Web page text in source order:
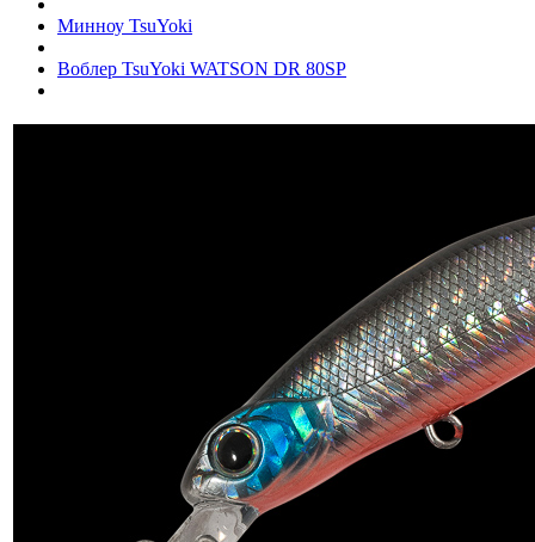
Минноу TsuYoki
Воблер TsuYoki WATSON DR 80SP